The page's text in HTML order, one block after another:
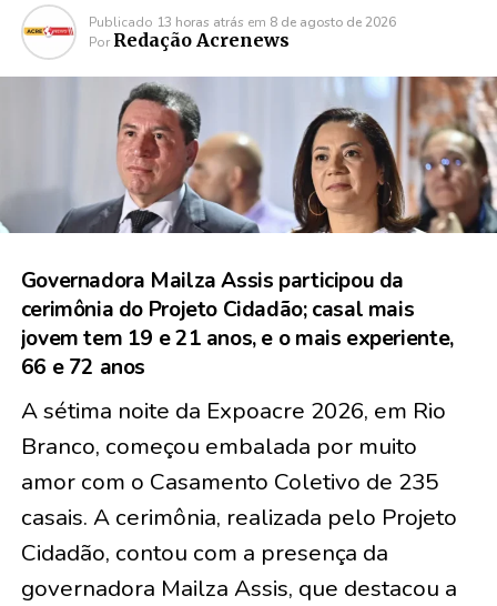
Publicado 13 horas atrás em 8 de agosto de 2026
Por Redação Acrenews
Governadora Mailza Assis participou da
cerimônia do Projeto Cidadão; casal mais
jovem tem 19 e 21 anos, e o mais experiente,
66 e 72 anos
A sétima noite da Expoacre 2026, em Rio
Branco, começou embalada por muito
amor com o Casamento Coletivo de 235
casais. A cerimônia, realizada pelo Projeto
Cidadão, contou com a presença da
governadora Mailza Assis, que destacou a